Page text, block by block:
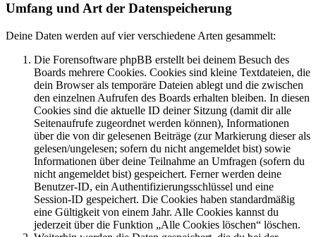
Umfang und Art der Datenspeicherung
Deine Daten werden auf vier verschiedene Arten gesammelt:
Die Forensoftware phpBB erstellt bei deinem Besuch des
Boards mehrere Cookies. Cookies sind kleine Textdateien, die
dein Browser als temporäre Dateien ablegt und die zwischen
den einzelnen Aufrufen des Boards erhalten bleiben. In diesen
Cookies sind die aktuelle ID deiner Sitzung (damit dir alle
Seitenaufrufe zugeordnet werden können), Informationen
über die von dir gelesenen Beiträge (zur Markierung dieser als
gelesen/ungelesen; sofern du nicht angemeldet bist) sowie
Informationen über deine Teilnahme an Umfragen (sofern du
nicht angemeldet bist) gespeichert. Ferner werden deine
Benutzer-ID, ein Authentifizierungsschlüssel und eine
Session-ID gespeichert. Die Cookies haben standardmäßig
eine Gültigkeit von einem Jahr. Alle Cookies kannst du
jederzeit über die Funktion „Alle Cookies löschen“ löschen.